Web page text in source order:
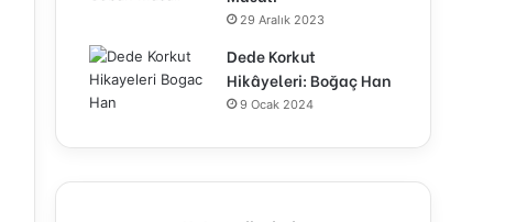
29 Aralık 2023
Dede Korkut
Hikâyeleri: Boğaç Han
9 Ocak 2024